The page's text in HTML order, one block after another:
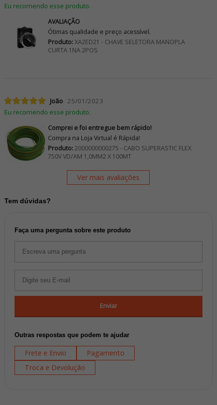
Eu recomendo esse produto.
AVALIAÇÃO
Ótimas qualidade e preço acessível.
Produto:XA2ED21 - CHAVE SELETORA MANOPLA
CURTA 1NA 2POS
João 25/01/2023
Eu recomendo esse produto.
Comprei e foi entregue bem rápido!
Compra na Loja Virtual é Rápida!
Produto:2000000000275 - CABO SUPERASTIC FLEX
750V VD/AM 1,0MM2 X 100MT
Ver mais avaliações
Tem dúvidas?
Faça uma pergunta sobre este produto
Enviar
Outras respostas que podem te ajudar
Frete e Envio
Pagamento
Troca e Devolução